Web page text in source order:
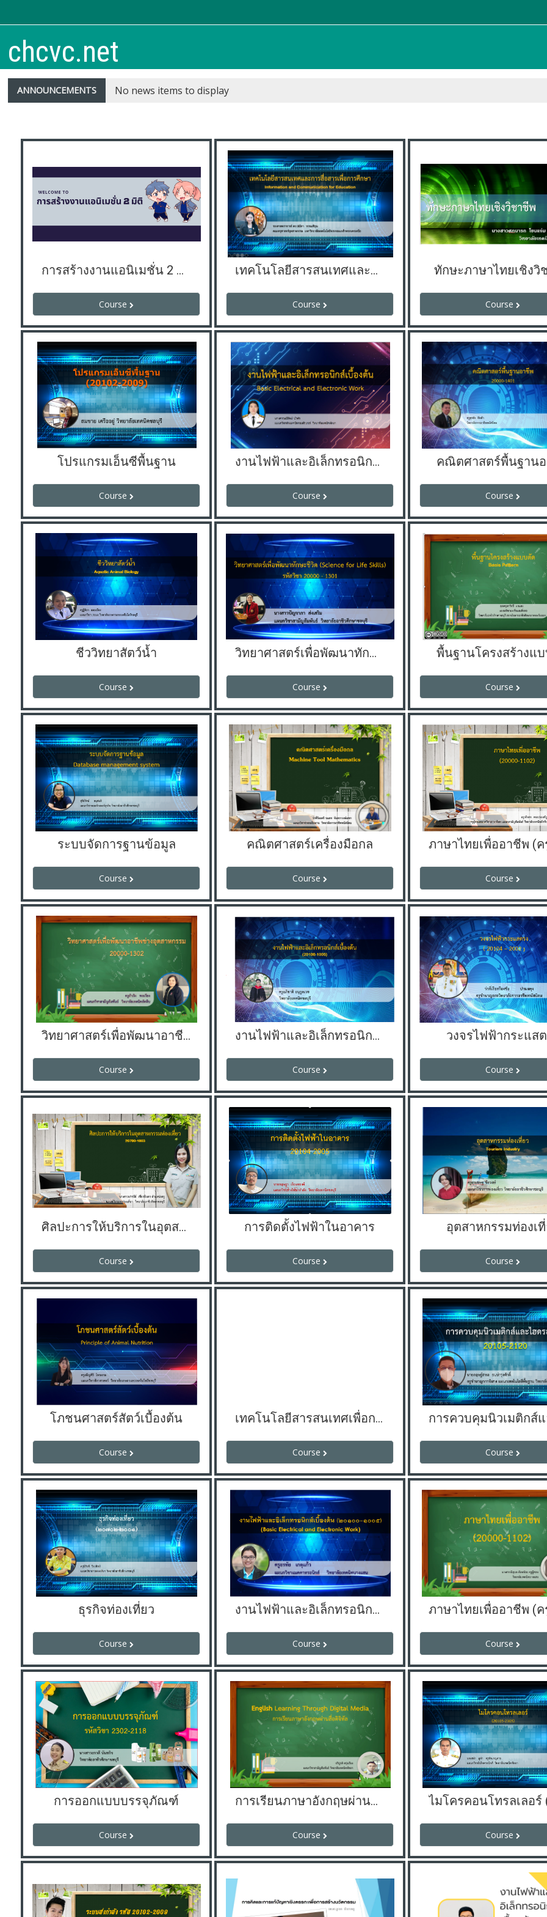
chcvc.net
ANNOUNCEMENTS No news items to display
การสร้างงานแอนิเมชั่น 2 มิติ
Course
เทคโนโลยีสารสนเทศและการสื่อสารเพื่อการศึกษา
Course
ทักษะภาษาไทยเชิงวิ
Course
โปรแกรมเอ็นซีพื้นฐาน
Course
งานไฟฟ้าและอิเล็กทรอนิกส์ (ครูมณีรัตน์)
Course
คณิตศาสตร์พื้นฐาน
Course
ชีววิทยาสัตว์น้ำ
Course
วิทยาศาสตร์เพื่อพัฒนาทักษะชีวิต
Course
พื้นฐานโครงสร้างแ
Course
ระบบจัดการฐานข้อมูล
Course
คณิตศาสตร์เครื่องมือกล
Course Course
วิทยาศาสตร์เพื่อพัฒนาอาชีพช่างอุตสาหกรรม
Course
งานไฟฟ้าและอิเล็กทรอนิกส์เบื้องต้น
Course
วงจรไฟฟ้ากระแส
Course
ศิลปะการให้บริการในอุตสาหกรรมท่องเที่ยว
Course
การติดตั้งไฟฟ้าในอาคาร
Course
อุตสาหกรรมท่องเ
Course
โภชนศาสตร์สัตว์เบื้องต้น
Course
เทคโนโลยีสารสนเทศเพื่อการจัดการอาชีพ
Course Course
ธุรกิจท่องเที่ยว
Course
งานไฟฟ้าและอิเล็กทรอนิกส์เบื้องต้น
Course Course
การออกแบบบรรจุภัณฑ์
Course
การเรียนภาษาอังกฤษผ่านสื่อดิจิทัล
Course Course